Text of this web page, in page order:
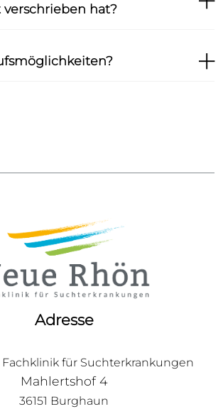
hat?
Adresse
für Suchterkrankungen
Mahlertshof 4
36151 Burghaun